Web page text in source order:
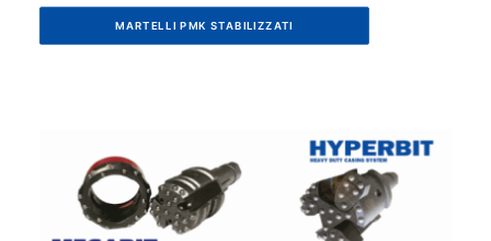
MARTELLI PMK STABILIZZATI